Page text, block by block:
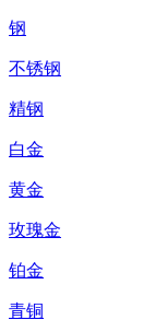
钢
不锈钢
精钢
白金
黄金
玫瑰金
铂金
青铜